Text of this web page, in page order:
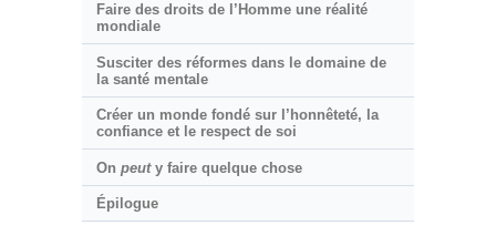
Faire des droits de l’Homme une réalité
mondiale
Susciter des réformes dans le domaine de
la santé mentale
Créer un monde fondé sur l’honnêteté, la
confiance et le respect de soi
On peuty faire quelque chose
Épilogue